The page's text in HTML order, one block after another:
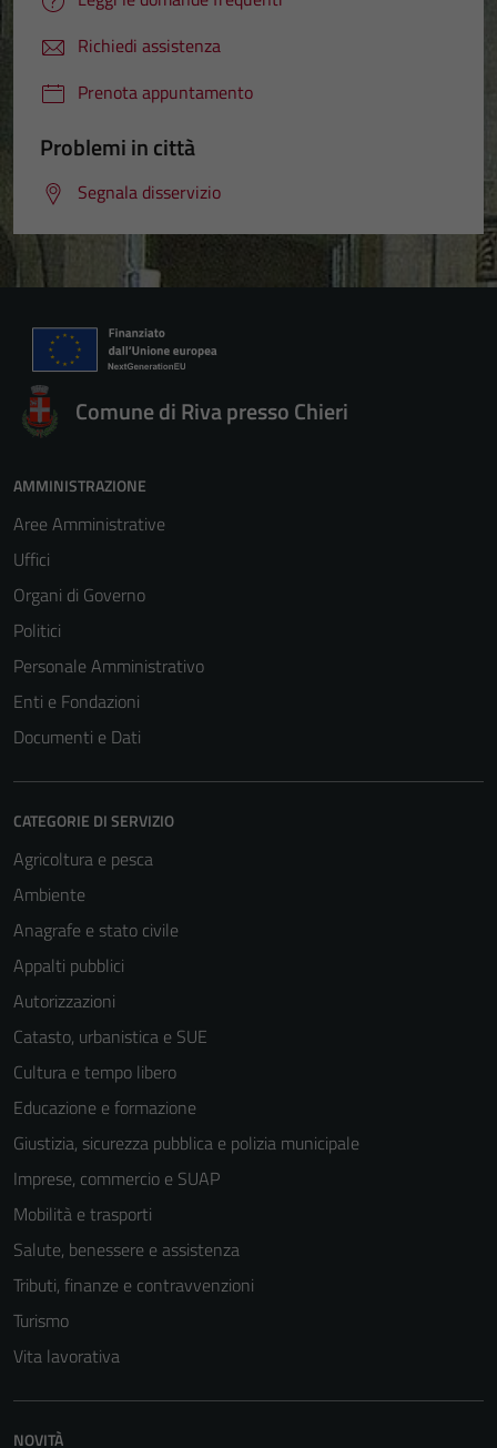
Richiedi assistenza
Prenota appuntamento
Problemi in città
Segnala disservizio
Comune di Riva presso Chieri
AMMINISTRAZIONE
Aree Amministrative
Uffici
Organi di Governo
Politici
Personale Amministrativo
Enti e Fondazioni
Documenti e Dati
CATEGORIE DI SERVIZIO
Agricoltura e pesca
Ambiente
Anagrafe e stato civile
Appalti pubblici
Autorizzazioni
Catasto, urbanistica e SUE
Cultura e tempo libero
Educazione e formazione
Giustizia, sicurezza pubblica e polizia municipale
Imprese, commercio e SUAP
Mobilità e trasporti
Salute, benessere e assistenza
Tributi, finanze e contravvenzioni
Turismo
Vita lavorativa
NOVITÀ